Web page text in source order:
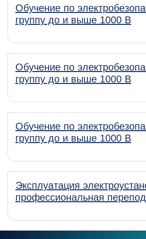
Обучение по
группу до и выше 1000 В
Обучение по
группу до и выше 1000 В
Обучение по
группу до и выше 1000 В
Эксплуатация
профессиональная